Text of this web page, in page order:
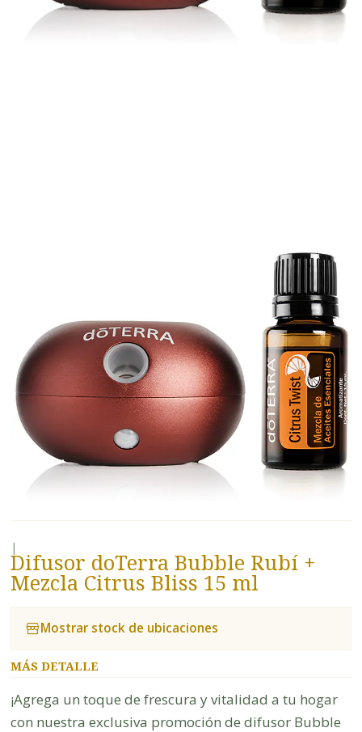
|
Difusor doTerra Bubble Rubí +
Mezcla Citrus Bliss 15 ml
Mostrar stock de ubicaciones
MÁS DETALLE
¡Agrega un toque de frescura y vitalidad a tu hogar
con nuestra exclusiva promoción de difusor Bubble